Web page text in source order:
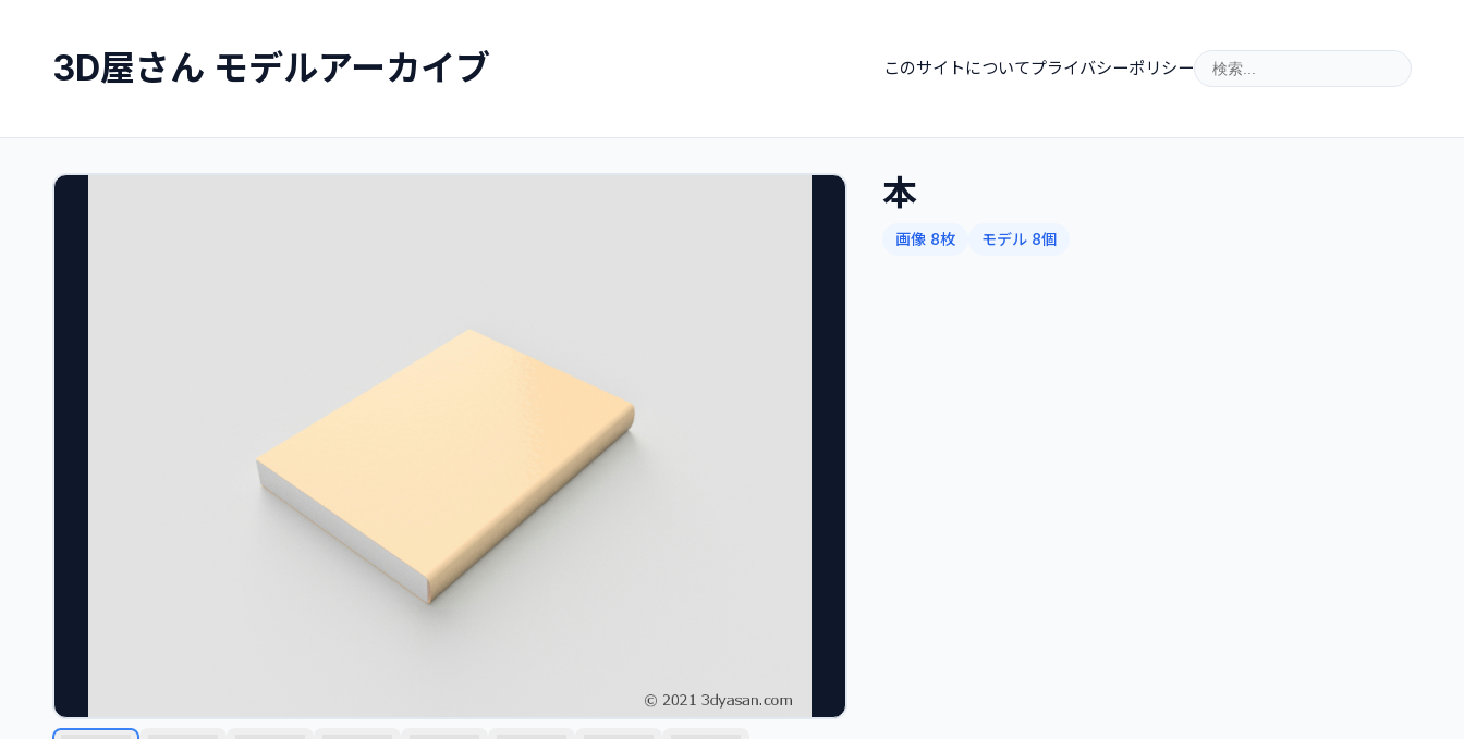
3D屋さん モデルアーカイブ このサイトについてプライバシーポリシー
本
画像 8枚 モデル 8個